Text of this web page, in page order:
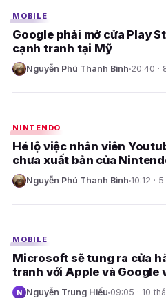
MOBILE
Google phải mở cửa Play
cạnh tranh tại Mỹ
N Nguyễn Phú Thanh Bình 20:40 ·
NINTENDO
Hé lộ việc nhân viên
chưa xuất bản của
N Nguyễn Phú Thanh Bình 10:12 ·
MOBILE
Microsoft sẽ tung ra cửa
tranh với Apple và Google
N Nguyễn Trung Hiếu 09:05 · 10